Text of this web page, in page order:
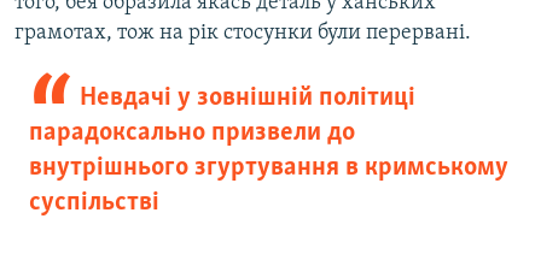
грамотах, тож на рік стосунки були перервані.
Невдачі у зовнішній політиці
парадоксально призвели до
внутрішнього згуртування в кримському
суспільстві